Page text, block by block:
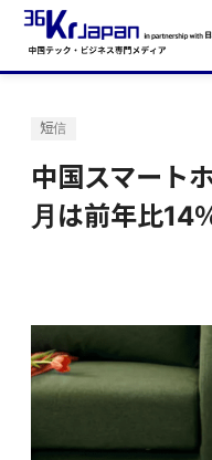
短信
中国スマート
月は前年比14